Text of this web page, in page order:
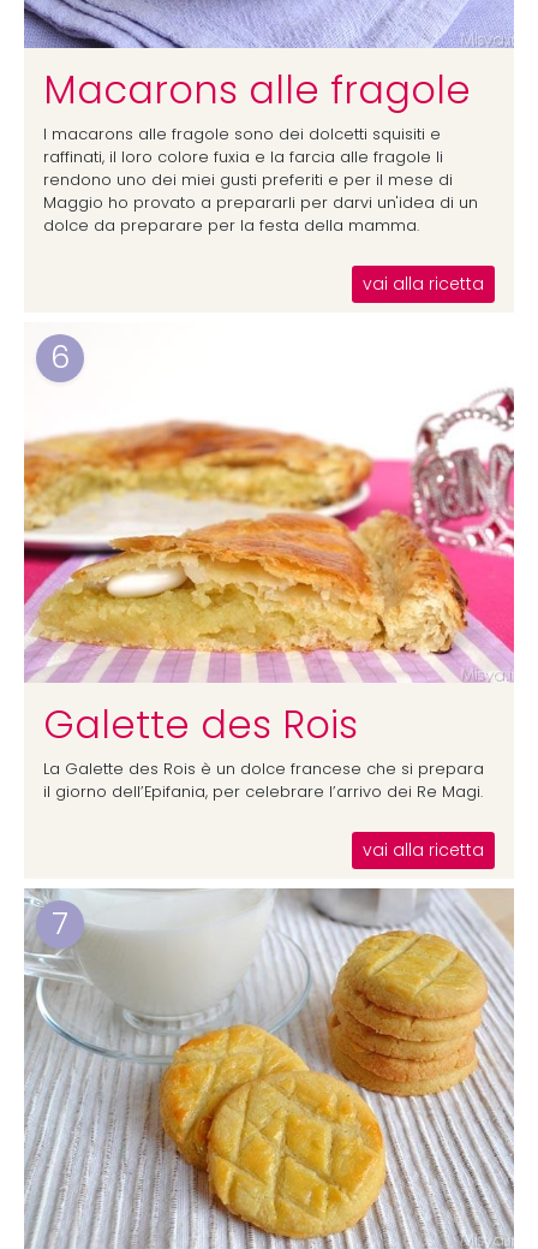
Macarons alle fragole
I macarons alle fragole sono dei dolcetti squisiti e
raffinati, il loro colore fuxia e la farcia alle fragole li
rendono uno dei miei gusti preferiti e per il mese di
Maggio ho provato a prepararli per darvi un'idea di un
dolce da preparare per la festa della mamma.
vai alla ricetta
6
Galette des Rois
La Galette des Rois è un dolce francese che si prepara
il giorno dell’Epifania, per celebrare l’arrivo dei Re Magi.
vai alla ricetta
7